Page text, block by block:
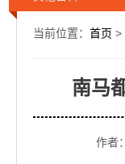
当前位置： 首页 >
南马
作者